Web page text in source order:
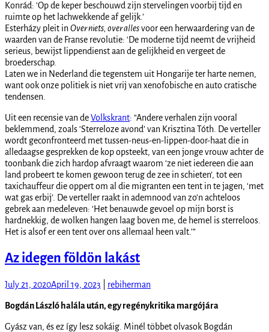
Konrád: ‘Op de keper beschouwd zijn stervelingen voorbij tijd en
ruimte op het lachwekkende af gelijk.’
Esterházy pleit in Over niets, over allesvoor een herwaardering van de
waarden van de Franse revolutie: ‘De moderne tijd neemt de vrijheid
serieus, bewijst lippendienst aan de gelijkheid en vergeet de
broederschap.
Laten we in Nederland die tegenstem uit Hongarije ter harte nemen,
want ook onze politiek is niet vrij van xenofobische en auto cratische
tendensen.
Uit een recensie van deVolkskrant: “Andere verhalen zijn vooral
beklemmend, zoals ‘Sterreloze avond’ van Krisztina Tóth. De verteller
wordt geconfronteerd met tussen-neus-en-lippen-door-haat die in
alledaagse gesprekken de kop opsteekt, van een jonge vrouw achter de
toonbank die zich hardop afvraagt waarom ‘ze niet iedereen die aan
land probeert te komen gewoon terug de zee in schieten’, tot een
taxichauffeur die oppert om al die migranten een tent in te jagen, ‘met
wat gas erbij’. De verteller raakt in ademnood van zo’n achteloos
gebrek aan medeleven: ‘Het benauwde gevoel op mijn borst is
hardnekkig, de wolken hangen laag boven me, de hemel is sterreloos.
Het is alsof er een tent over ons allemaal heen valt.’”
Az idegen földön lakást
July 21, 2020April 19, 2023 rebiherman
Bogdán László halála után, egy regénykritika margójára
Gyász van, és ez így lesz sokáig. Minél többet olvasok Bogdán